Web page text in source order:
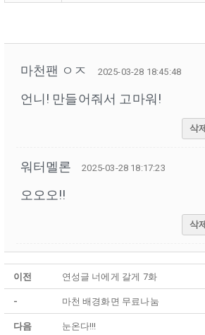
마천팬 ㅇㅈ 2025-03-28 18:45:48
언니! 만들어줘서 고마워!
삭제
워터멜론 2025-03-28 18:17:23
오오오!!
삭제
이전 연성글 너에게 갈게 7화
- 마천 배경화면 무료나눔
다음 눈온다!!!